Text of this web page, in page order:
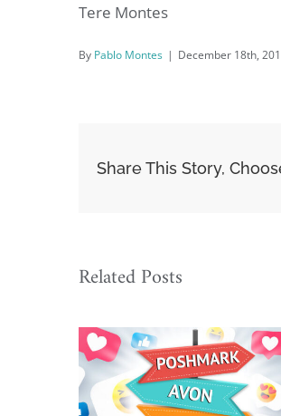
Tere Montes
By Pablo Montes | December 18th,
Share This Story,
Related Posts